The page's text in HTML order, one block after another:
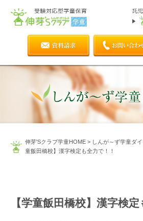
伸芽'Sクラブ学童HOME> しんが～ず学童ダ
童飯田橋校】漢字検定も全力で！！
【学童飯田橋校】漢字検定